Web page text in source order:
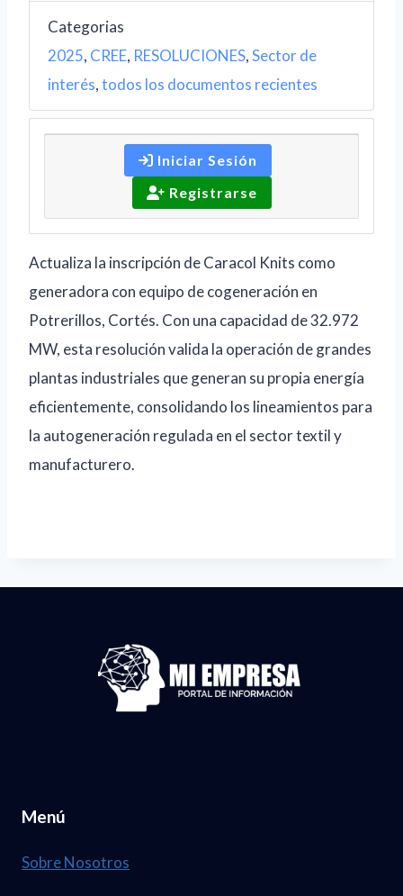
Categorias
2025, CREE, RESOLUCIONES,Sector de
interés,todos los documentos recientes
Iniciar Sesión
Registrarse
Actualiza la inscripción de Caracol Knits como
generadora con equipo de cogeneración en
Potrerillos, Cortés. Con una capacidad de 32.972
MW, esta resolución valida la operación de grandes
plantas industriales que generan su propia energía
eficientemente, consolidando los lineamientos para
la autogeneración regulada en el sector textil y
manufacturero.
Menú
Sobre Nosotros